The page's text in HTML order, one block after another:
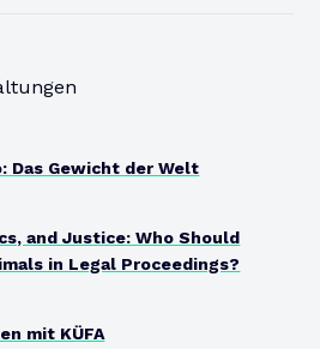
Das Gewicht der Welt
and Justice: Who Should
in Legal Proceedings?
mit KÜFA